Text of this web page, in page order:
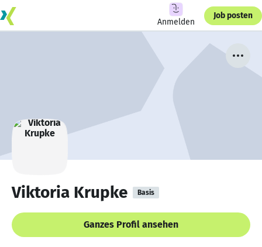
Anmelden
Job posten
Viktoria Krupke Basis
Ganzes Profil ansehen